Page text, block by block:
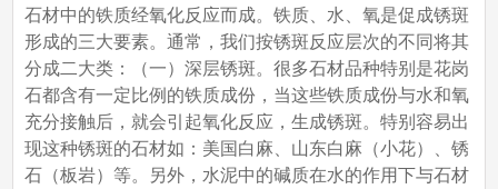
石材中的铁质经氧化反应而成。铁质、水、氧是促成锈斑
形成的三大要素。通常，我们按锈斑反应层次的不同将其
分成二大类：（一）深层锈斑。很多石材品种特别是花岗
石都含有一定比例的铁质成份，当这些铁质成份与水和氧
充分接触后，就会引起氧化反应，生成锈斑。特别容易出
现这种锈斑的石材如：美国白麻、山东白麻（小花）、锈
石（板岩）等。另外，水泥中的碱质在水的作用下与石材